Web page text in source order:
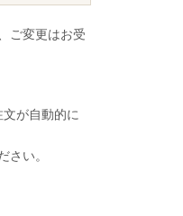
ご変更はお受
が自動的に
さい。